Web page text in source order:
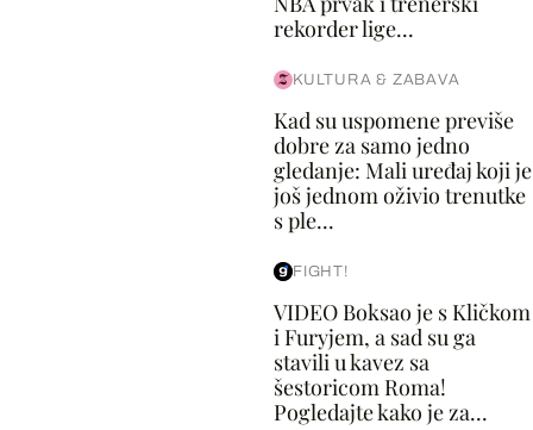
rekorder lige...
KULTURA & ZABAVA
Kad su uspomene previše
dobre za samo jedno
gledanje: Mali uređaj koji je
još jednom oživio trenutke
s ple...
FIGHT!
VIDEO Boksao je s Kličkom
i Furyjem, a sad su ga
stavili u kavez sa
šestoricom Roma!
Pogledajte kako je za...